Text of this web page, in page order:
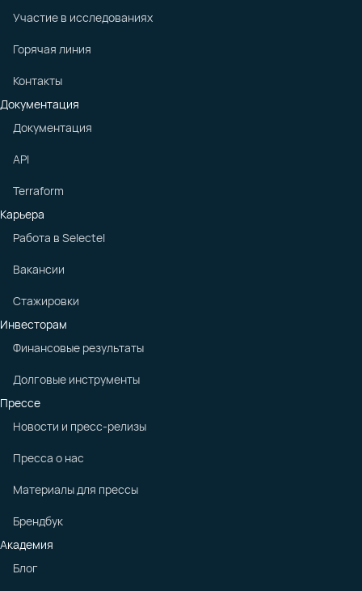
Участие в исследованиях
Горячая линия
Контакты
Документация
Документация
API
Terraform
Карьера
Работа в Selectel
Вакансии
Стажировки
Инвесторам
Финансовые результаты
Долговые инструменты
Прессе
Новости и пресс-релизы
Пресса о нас
Материалы для прессы
Брендбук
Академия
Блог